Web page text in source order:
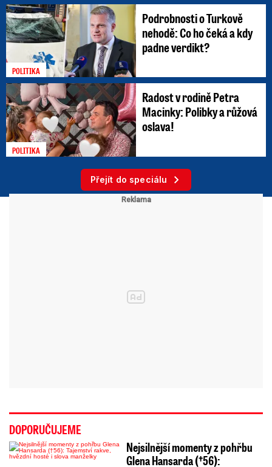
POLITIKA
Podrobnosti o Turkově
nehodě: Co ho čeká a kdy
padne verdikt?
POLITIKA
Radost v rodině Petra
Macinky: Polibky a růžová
oslava!
Přejít do speciálu
DOPORUČUJEME
Nejsilnější momenty z pohřbu
Glena Hansarda (†56):